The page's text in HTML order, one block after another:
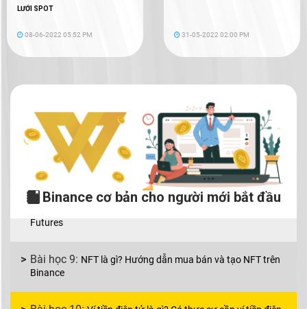
LƯỚI SPOT
08-06-2022 05:52 PM 31-05-2022 02:00 PM
Binance cơ bản cho người mới bắt đầu
Mua bán coin trên Binance với 2 lệnh cơ bản: lệnh
Binance Earn là gì? Tạo thu nhập thụ động từ
crypto với Binance Earn
Margin Binance là gì? Hướng dẫn sử dụng Margin
trên Binance
Futures
NFT là gì? Hướng dẫn mua bán và tạo NFT trên
Binance